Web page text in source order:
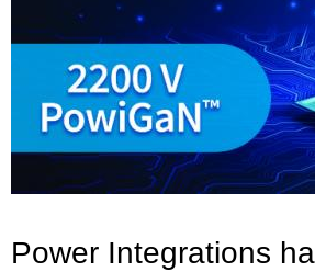
Power Integrations